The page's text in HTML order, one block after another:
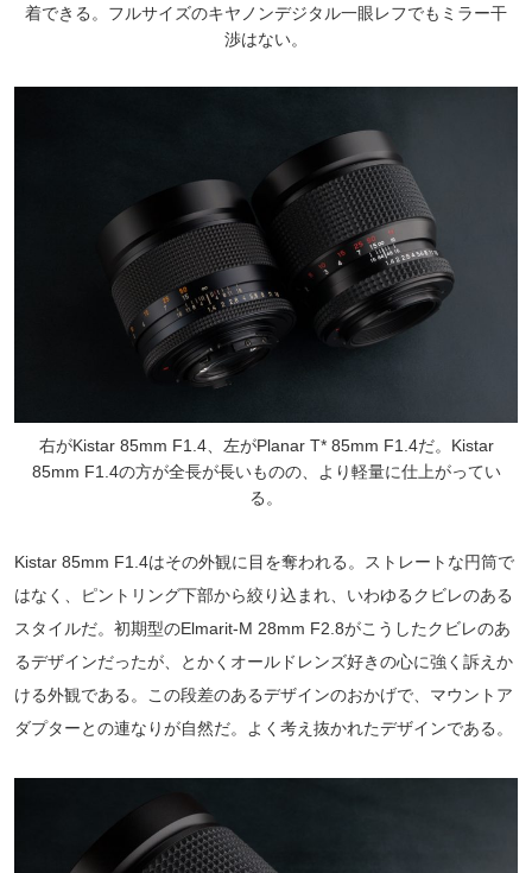
着できる。フルサイズのキヤノンデジタル一眼レフでもミラー干
渉はない。
右がKistar 85mm F1.4、左がPlanar T* 85mm F1.4だ。Kistar
85mm F1.4の方が全長が長いものの、より軽量に仕上がってい
る。
Kistar 85mm F1.4はその外観に目を奪われる。ストレートな円筒で
はなく、ピントリング下部から絞り込まれ、いわゆるクビレのある
スタイルだ。初期型のElmarit-M 28mm F2.8がこうしたクビレのあ
るデザインだったが、とかくオールドレンズ好きの心に強く訴えか
ける外観である。この段差のあるデザインのおかげで、マウントア
ダプターとの連なりが自然だ。よく考え抜かれたデザインである。